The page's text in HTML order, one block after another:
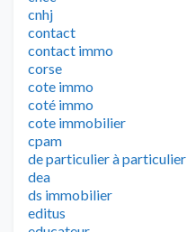
cnhj
contact
contact immo
corse
cote immo
coté immo
cote immobilier
cpam
de particulier à particulier
dea
ds immobilier
editus